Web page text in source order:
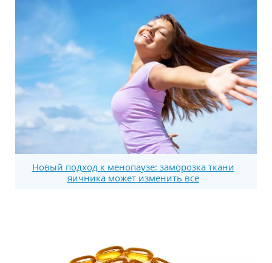
Новый подход к менопаузе: заморозка ткани
яичника может изменить все